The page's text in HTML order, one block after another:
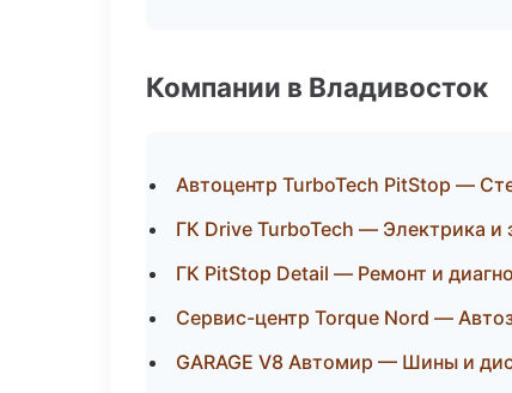
Компании в Владивосток
Автоцентр TurboTech PitStop —
ГК Drive TurboTech — Электрика и
ГК PitStop Detail — Ремонт и
Сервис-центр Torque Nord —
GARAGE V8 Автомир — Шины и